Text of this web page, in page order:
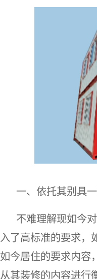
一、依托其别具
不难理解现如今
入了高标准的要求，
如今居住的要求内容
从其装修的内容进行